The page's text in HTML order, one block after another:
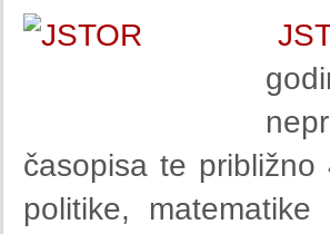
časopisa te
politike,